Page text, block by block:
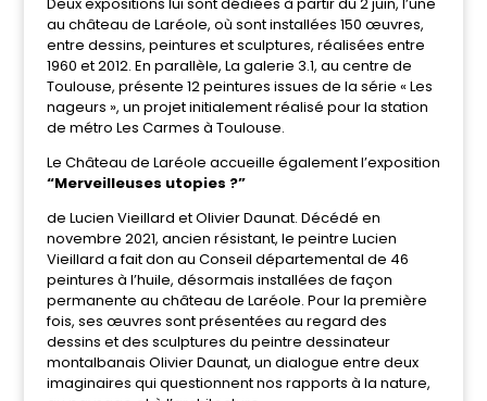
au château de Laréole, où sont installées 150 œuvres,
entre dessins, peintures et sculptures, réalisées entre
1960 et 2012. En parallèle, La galerie 3.1, au centre de
Toulouse, présente 12 peintures issues de la série « Les
nageurs », un projet initialement réalisé pour la station
de métro Les Carmes à Toulouse.
Le Château de Laréole accueille également l’exposition
“Merveilleuses utopies ?”
de Lucien Vieillard et Olivier Daunat. Décédé en
novembre 2021, ancien résistant, le peintre Lucien
Vieillard a fait don au Conseil départemental de 46
peintures à l’huile, désormais installées de façon
permanente au château de Laréole. Pour la première
fois, ses œuvres sont présentées au regard des
dessins et des sculptures du peintre dessinateur
montalbanais Olivier Daunat, un dialogue entre deux
imaginaires qui questionnent nos rapports à la nature,